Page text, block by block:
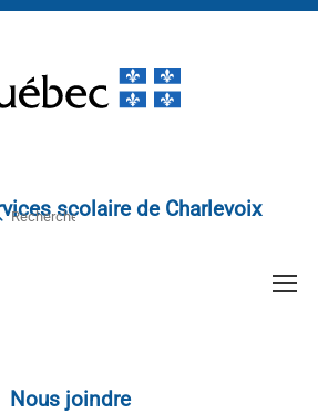
scolaire de Charlevoix
Nous joindre